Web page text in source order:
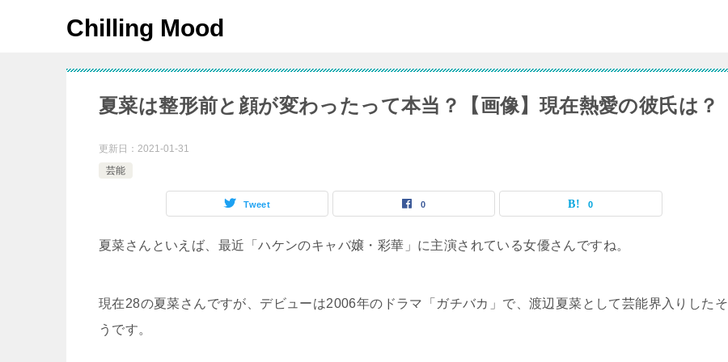
Chilling Mood
夏菜は整形前と顔が変わったって本当？【画像】現在熱愛の彼氏は？
更新日： 2021-01-31
芸能
Tweet 0 0
夏菜さんといえば、最近「ハケンのキャバ嬢・彩華」に主演されている女優さんですね。
現在28の夏菜さんですが、デビューは2006年のドラマ「ガチバカ」で、渡辺夏菜として芸能界入りしたそ
うです。